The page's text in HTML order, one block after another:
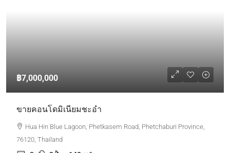
฿7,000,000
ขายคอนโดมิเนียมชะอำ
Hua Hin Blue Lagoon, Phetkasem Road, Phetchaburi Province,
76120, Thailand